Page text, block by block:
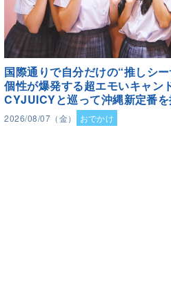
国際通りで自分だけの“推しシー
個性が爆発する超エモいキャン
CYJUICYと巡って沖縄新定番
2026/08/07（金） おでかけ